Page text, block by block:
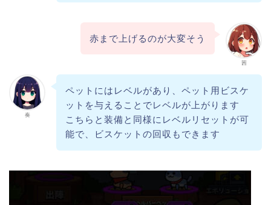
茜
赤まで上げるのが大変そう
奏
ペットにはレベルがあり、ペット用ビスケ
ットを与えることでレベルが上がります
こちらと装備と同様にレベルリセットが可
能で、ビスケットの回収もできます